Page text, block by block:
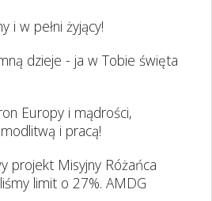
i w pełni żyjący!
dzieje - ja w Tobie święta
Europy i mądrości,
i pracą!
projekt Misyjny Różańca
limit o 27%. AMDG